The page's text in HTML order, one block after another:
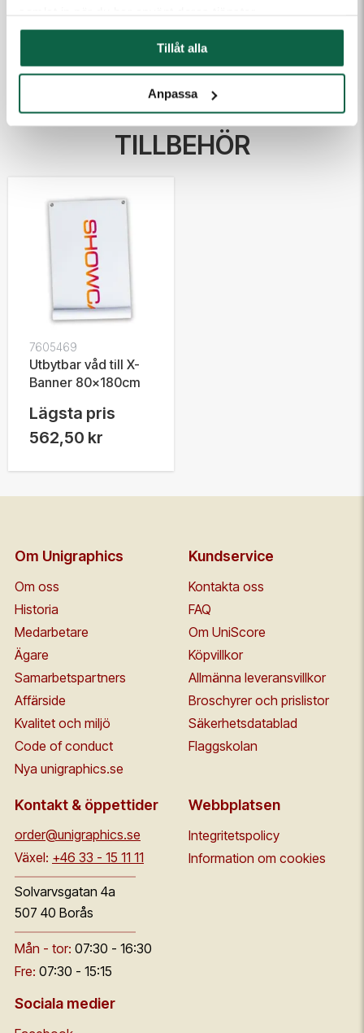
Tillåt alla
Anpassa
Kontakta mig
TILLBEHÖR
7605469
Utbytbar våd till X-
Banner 80x180cm
Lägsta pris
562,50 kr
Om Unigraphics
Om oss
Historia
Medarbetare
Ägare
Samarbetspartners
Affärside
Kvalitet och miljö
Code of conduct
Nya unigraphics.se
Kundservice
Kontakta oss
FAQ
Om UniScore
Köpvillkor
Allmänna leveransvillkor
Broschyrer och prislistor
Säkerhetsdatablad
Flaggskolan
Kontakt & öppettider
order@unigraphics.se
Växel: +46 33 - 15 11 11
Solvarvsgatan 4a
507 40 Borås
Mån - tor: 07:30 - 16:30
Fre: 07:30 - 15:15
Webbplatsen
Integritetspolicy
Information om cookies
Sociala medier